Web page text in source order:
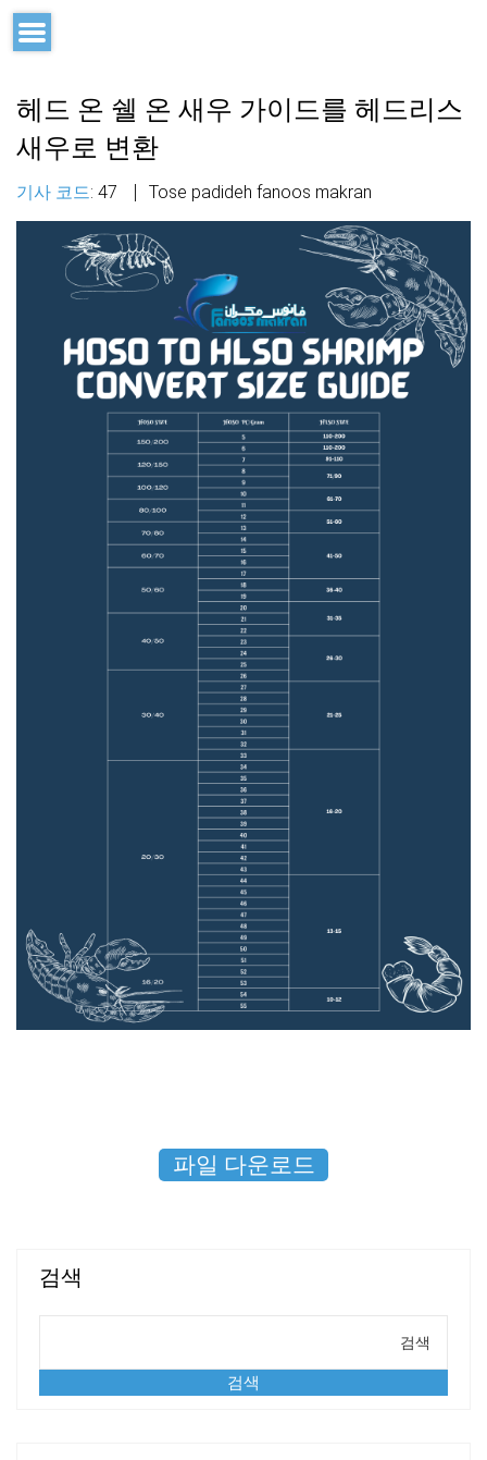
헤드 온 쉘 온 새우 가이드를 헤드리스
새우로 변환
기사 코드: 47 Tose padideh fanoos makran
파일 다운로드
검색